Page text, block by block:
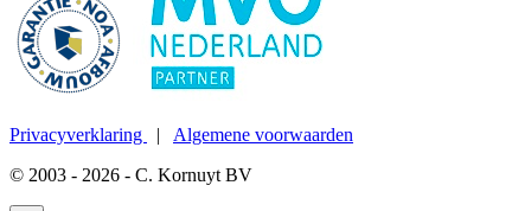
Privacyverklaring | Algemene voorwaarden
© 2003 - 2026 - C. Kornuyt BV